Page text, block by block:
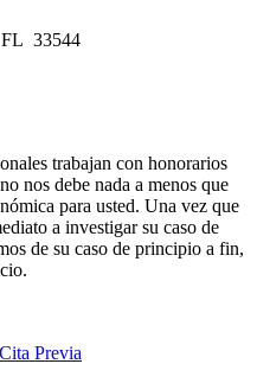
FL 33544
trabajan con honorarios
nos debe nada a menos que
para usted. Una vez que
a investigar su caso de
de su caso de principio a fin,
Previa